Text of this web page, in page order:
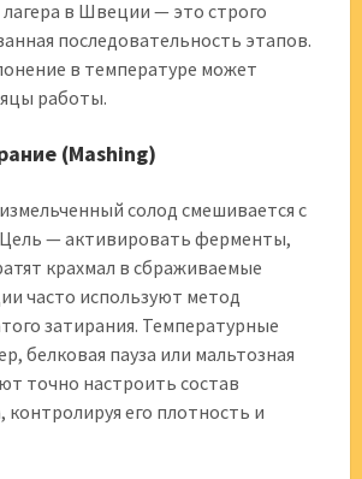
в Швеции — это строго
последовательность этапов.
в температуре может
работы.
(Mashing)
солод смешивается с
— активировать ферменты,
крахмал в сбраживаемые
часто используют метод
затирания. Температурные
белковая пауза или мальтозная
точно настроить состав
контролируя его плотность и